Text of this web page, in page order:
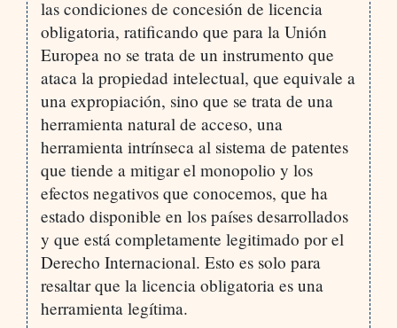
las condiciones de concesión de licencia
obligatoria, ratificando que para la Unión
Europea no se trata de un instrumento que
ataca la propiedad intelectual, que equivale a
una expropiación, sino que se trata de una
herramienta natural de acceso, una
herramienta intrínseca al sistema de patentes
que tiende a mitigar el monopolio y los
efectos negativos que conocemos, que ha
estado disponible en los países desarrollados
y que está completamente legitimado por el
Derecho Internacional. Esto es solo para
resaltar que la licencia obligatoria es una
herramienta legítima.